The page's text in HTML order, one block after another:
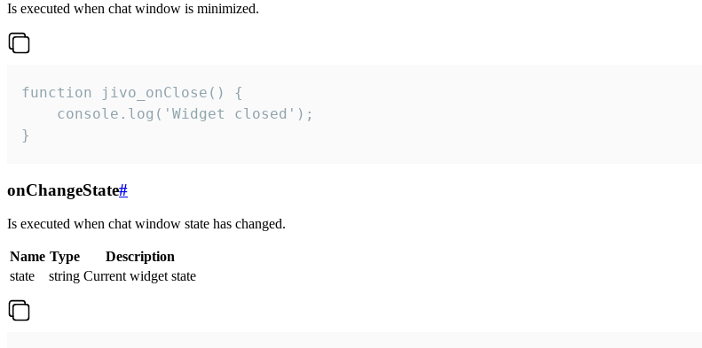
Is executed when chat window is minimized.
function jivo_onClose() {
    console.log('Widget closed');
}
onChangeState#
Is executed when chat window state has changed.
Name Type
Description
state
string Current widget state